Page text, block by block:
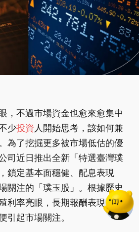
，不過市場資金也愈來愈集中
少投資 人開始思考，該如何兼
為了挖掘更多被市場低估的優
司近日推出全新「特選臺灣璞
鎖定基本面穩健、配息表現
關注的「璞玉股」。根據歷史
利率亮眼，長期報酬表現也優
引起市場關注。